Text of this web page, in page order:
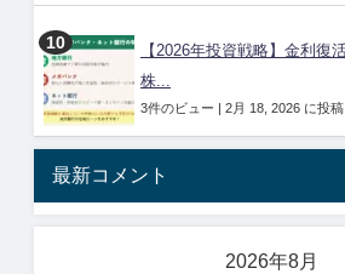
【2026年投資戦略】金利復
株...
3件のビュー 2月 18, 2026 に投
最新コメント
2026年8月